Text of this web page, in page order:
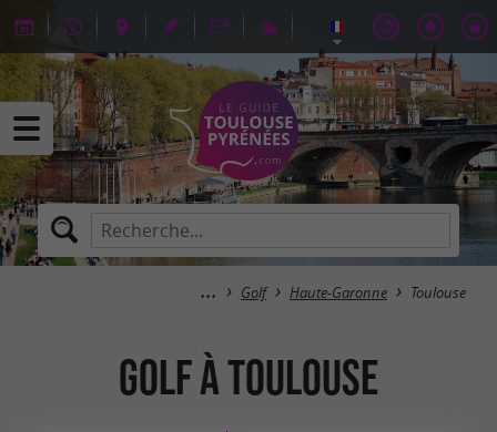
Golf Haute-Garonne Toulouse
Golf à Toulouse